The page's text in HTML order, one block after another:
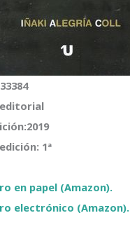
1ª
en papel (Amazon).
electrónico (Amazon).